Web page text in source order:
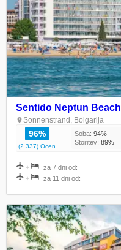
Sentido Neptun Beach
Sonnenstrand, Bolgarija
96%
(2.337) Ocen
Soba: 94%
Storitev: 89%
+ za 7 dni od:
+ za 11 dni od: